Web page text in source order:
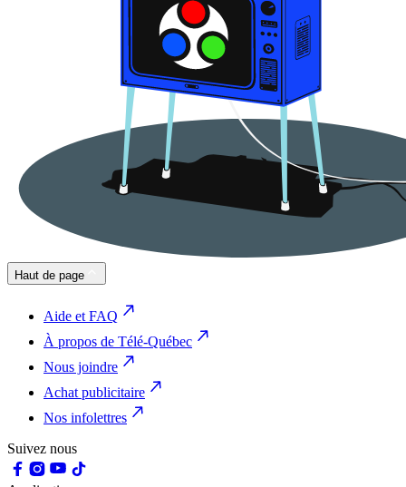
Haut de page
Aide et FAQ
À propos de Télé-Québec
Nous joindre
Achat publicitaire
Nos infolettres
Suivez nous